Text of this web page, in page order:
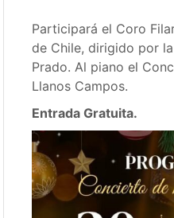
Participará el Coro
de Chile, dirigido por
Prado. Al piano el
Llanos Campos.
Entrada Gratuita.